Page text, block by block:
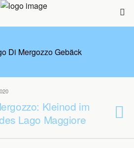
Di Mergozzo Gebäck
Kleinod im
Lago Maggiore